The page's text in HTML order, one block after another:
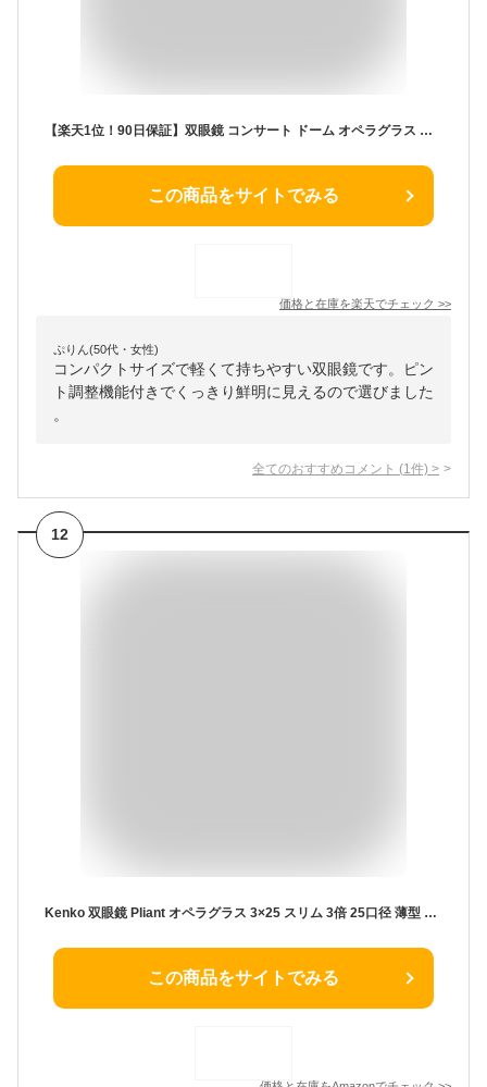
【楽天1位！90日保証】双眼鏡 コンサート ドーム オペラグラス 小型 遠近スコープ 小型望遠鏡 双眼望遠鏡 10倍 野球観戦 観劇 舞台鑑賞 遠足 旅行 登山 運動会 アウトドア ピント調節機能あり コンパクト 軽量 高性能
この商品をサイトでみる
価格と在庫を楽天でチェック >>
ぷりん(50代・女性)
コンパクトサイズで軽くて持ちやすい双眼鏡です。ピン
ト調整機能付きでくっきり鮮明に見えるので選びました
。
全てのおすすめコメント (1 件) >
12
Kenko 双眼鏡 Pliant オペラグラス 3×25 スリム 3倍 25口径 薄型 折畳式 シルバー 417492
この商品をサイトでみる